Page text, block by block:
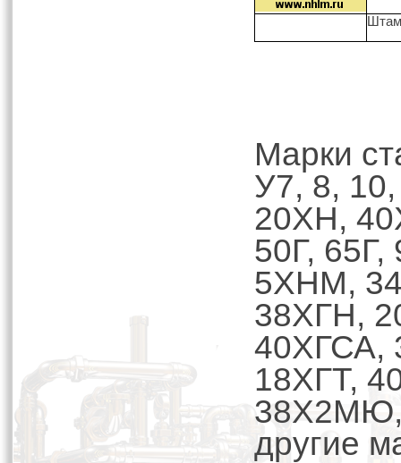
Марки
У7, 8,
20ХН,
50Г,
5ХНМ,
38ХГН,
40ХГСА,
18ХГТ,
другие